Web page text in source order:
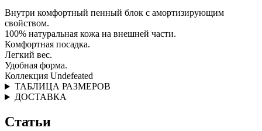
Внутри комфортный пенный блок с амортизирующим
свойством.
100% натуральная кожа на внешней части.
Комфортная посадка.
Легкий вес.
Удобная форма.
Коллекция Undefeated
ТАБЛИЦА РАЗМЕРОВ
ДОСТАВКА
Статьи